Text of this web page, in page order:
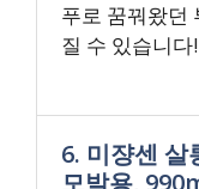
푸로 꿈꿔왔던
질 수 있습니다!
6. 미쟝센 살
모발용,